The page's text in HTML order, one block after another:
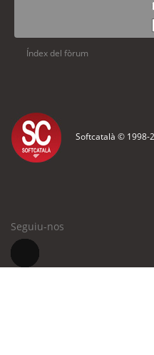
Índex del fòrum
Softcatalà © 1998-
Seguiu-nos